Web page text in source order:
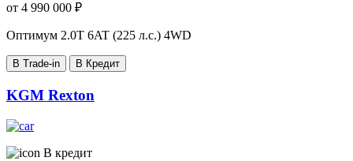
от 4 990 000 ₽
Оптимум 2.0T 6AT (225 л.с.) 4WD
В Trade-in В Кредит
KGM Rexton
В кредит